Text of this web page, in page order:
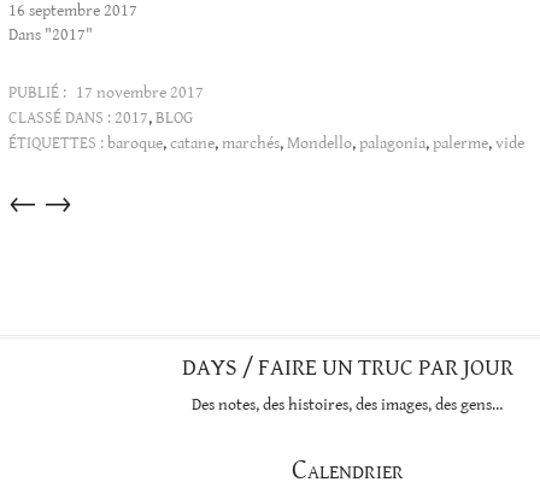
16 septembre 2017
Dans "2017"
PUBLIÉ : 17 novembre 2017
CLASSÉ DANS : 2017,BLOG
ÉTIQUETTES : baroque,catane,marchés,Mondello,palagonia,palerme,vide
Articles
→
←
DAYS / FAIRE UN TRUC PAR JOUR
Des notes, des histoires, des images, des gens…
Calendrier